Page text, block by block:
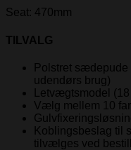
Seat: 470mm
TILVALG
Polstret sædepude
udendørs brug)
Letvægtsmodel
Vælg mellem 10
Koblingsbeslag til
tilvælges ved